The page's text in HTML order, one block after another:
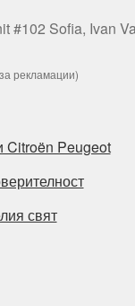
#102 Sofia, Ivan
рекламации)
Citroën Peugeot
свят